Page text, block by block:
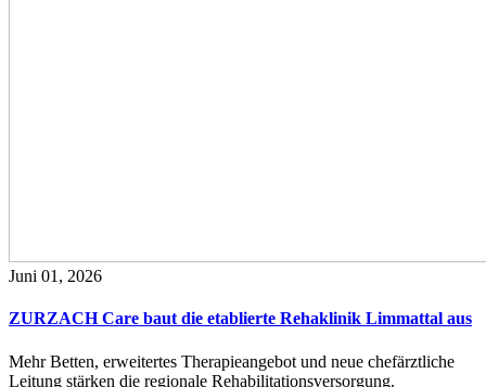
Juni 01, 2026
ZURZACH Care baut die etablierte Rehaklinik Limmattal aus
Mehr Betten, erweitertes Therapieangebot und neue chefärztliche
Leitung stärken die regionale Rehabilitationsversorgung.